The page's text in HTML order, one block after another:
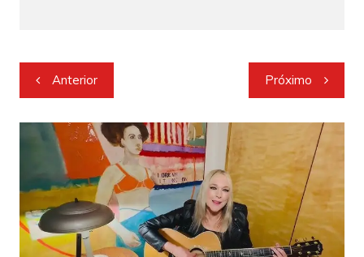
Navegação
de
Post
Anterior Próximo